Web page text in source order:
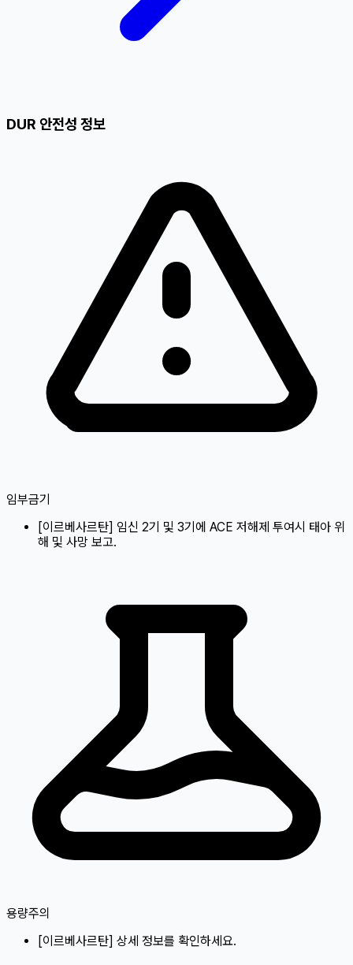
DUR 안전성 정보
임부금기
[이르베사르탄] 임신 2기 및 3기에 ACE 저해제 투여시 태아 위
해 및 사망 보고.
용량주의
[이르베사르탄] 상세 정보를 확인하세요.